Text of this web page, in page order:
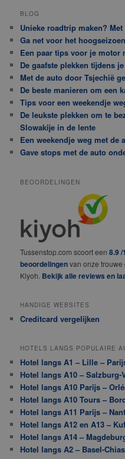
BLOG
Unieke roadtrip maken?
Ga net voor het
Een paar tips voor je motor
De gaafste plekken tijdens
Met de auto door Tsjechië
De beste manieren om een
Tips voor een weekendje
De leukste plekken om te
Slowakije in de lente
Een weekendje weg met de
Gave stops met de auto
BEOORDELINGEN
Tussenstop.com scoort een8.9 /
beoordelingenvan onze
Kiyoh. Bekijk alle reviews en
HANDIGE WEBSITES
Creditcard vergelijken
HOTELS LANGS POPULAIRE
Hotel langs A1 – Lille –
Hotel langs A10 – Salzburg-
Hotel langs A10 Parijs –
Hotel langs A10 Tours –
Hotel langs A11 Parijs –
Hotel langs A12 en A13 –
Hotel langs A14 –
Hotel langs A2 – Basel-